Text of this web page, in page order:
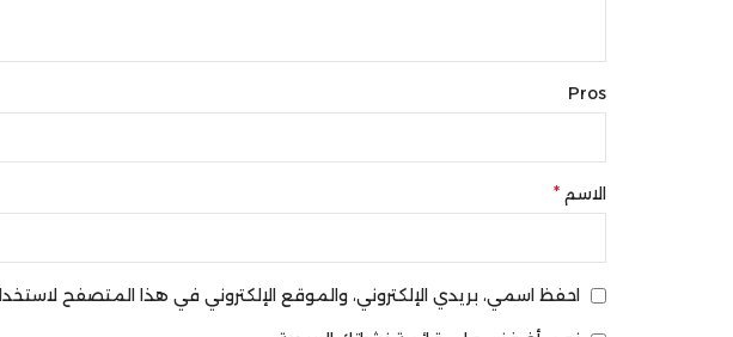
Pros
الاسم *
احفظ اسمي، بريدي الإلكتروني، والموقع الإلكتروني في هذا المتصفح